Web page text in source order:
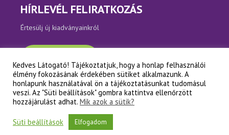
HÍRLEVÉL FELIRATKOZÁS
Értesülj új kiadványainkról
Copyright © Napfényes Élet Alapítvány
Kedves Látogató! Tájékoztatjuk, hogy a honlap felhasználói
élmény fokozásának érdekében sütiket alkalmazunk. A
honlapunk használatával ön a tájékoztatásunkat tudomásul
veszi. Az "Süti beállítások" gombra kattintva ellenőrzött
hozzájárulást adhat. Mik azok a sütik?
Süti beállítások Elfogadom